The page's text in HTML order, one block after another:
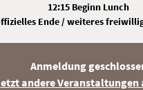
12:15 Beginn Lunch
Ende / weiteres
Anmeldung
andere Veranstaltungen